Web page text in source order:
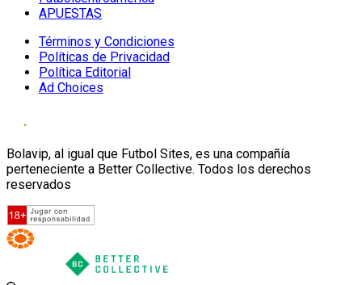
APUESTAS
Términos y Condiciones
Políticas de Privacidad
Política Editorial
Ad Choices
Bolavip, al igual que Futbol Sites, es una compañía
perteneciente a Better Collective. Todos los derechos
reservados